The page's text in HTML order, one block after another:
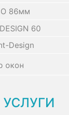
86мм
60
Design
окон
УСЛУГИ